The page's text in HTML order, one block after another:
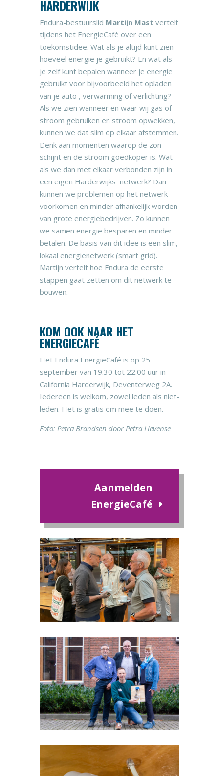
HARDERWIJK
Endura-bestuurslid Martijn Mast vertelt
tijdens het EnergieCafé over een
toekomstidee. Wat als je altijd kunt zien
hoeveel energie je gebruikt? En wat als
je zelf kunt bepalen wanneer je energie
gebruikt voor bijvoorbeeld het opladen
van je auto , verwarming of verlichting?
Als we zien wanneer en waar wij gas of
stroom gebruiken en stroom opwekken,
kunnen we dat slim op elkaar afstemmen.
Denk aan momenten waarop de zon
schijnt en de stroom goedkoper is. Wat
als we dan met elkaar verbonden zijn in
een eigen Harderwijks netwerk? Dan
kunnen we problemen op het netwerk
voorkomen en minder afhankelijk worden
van grote energiebedrijven. Zo kunnen
we samen energie besparen en minder
betalen. De basis van dit idee is een slim,
lokaal energienetwerk (smart grid).
Martijn vertelt hoe Endura de eerste
stappen gaat zetten om dit netwerk te
bouwen.
KOM OOK NAAR HET
ENERGIECAFÉ
Het Endura EnergieCafé is op 25
september van 19.30 tot 22.00 uur in
California Harderwijk, Deventerweg 2A.
Iedereen is welkom, zowel leden als niet-
leden. Het is gratis om mee te doen.
Foto: Petra Brandsen door Petra Lievense
Aanmelden
EnergieCafé